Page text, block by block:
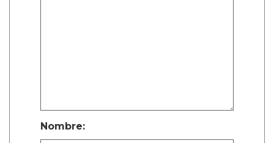
Nombre: